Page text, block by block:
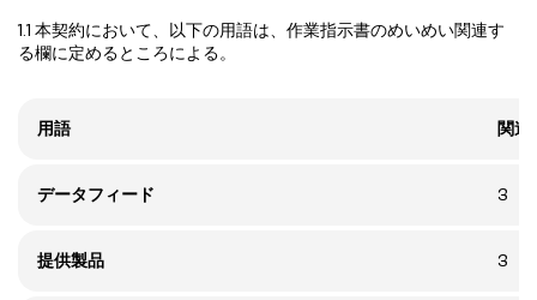
1.1 本契約において、以下の用語は、作業指示書のめいめい関連す
る欄に定めるところによる。
用語 関連
データフィード 3
提供製品 3